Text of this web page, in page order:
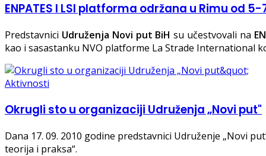
ENPATES I LSI platforma održana u Rimu od 5-
Predstavnici Udruženja Novi put BiH su učestvovali na
kao i sasastanku NVO platforme La Strade International
Aktivnosti
Okrugli sto u organizaciji Udruženja „Novi put"
Dana 17. 09. 2010 godine predstavnici Udruženje „Novi
teorija i praksa“.